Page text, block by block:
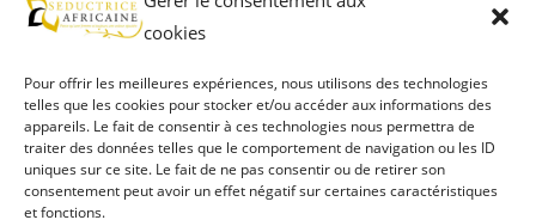
cookies
Pour offrir les meilleures expériences, nous utilisons des technologies
telles que les cookies pour stocker et/ou accéder aux informations des
appareils. Le fait de consentir à ces technologies nous permettra de
traiter des données telles que le comportement de navigation ou les ID
uniques sur ce site. Le fait de ne pas consentir ou de retirer son
consentement peut avoir un effet négatif sur certaines caractéristiques
et fonctions.